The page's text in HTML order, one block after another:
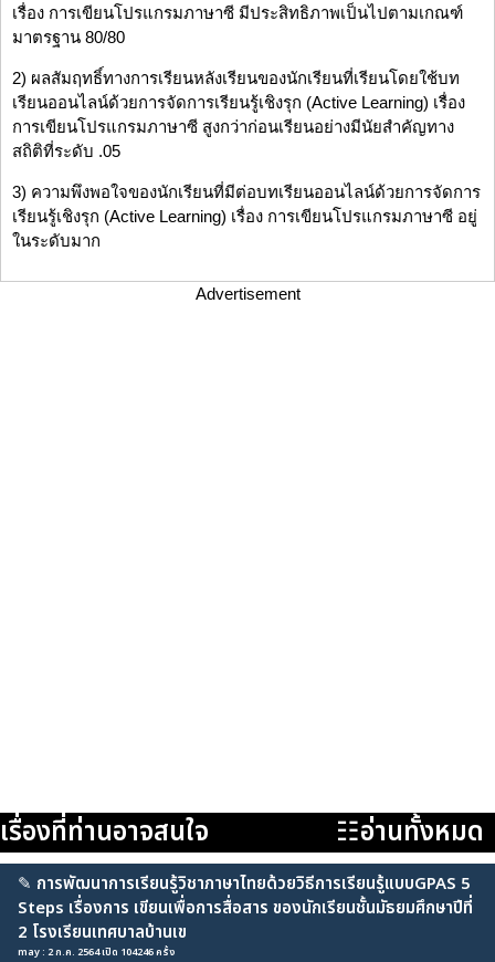
เรื่อง การเขียนโปรแกรมภาษาซี มีประสิทธิภาพเป็นไปตามเกณฑ์
มาตรฐาน 80/80
2) ผลสัมฤทธิ์ทางการเรียนหลังเรียนของนักเรียนที่เรียนโดยใช้บท
เรียนออนไลน์ด้วยการจัดการเรียนรู้เชิงรุก (Active Learning) เรื่อง
การเขียนโปรแกรมภาษาซี สูงกว่าก่อนเรียนอย่างมีนัยสำคัญทาง
สถิติที่ระดับ .05
3) ความพึงพอใจของนักเรียนที่มีต่อบทเรียนออนไลน์ด้วยการจัดการ
เรียนรู้เชิงรุก (Active Learning) เรื่อง การเขียนโปรแกรมภาษาซี อยู่
ในระดับมาก
Advertisement
เรื่องที่ท่านอาจสนใจ ☷อ่านทั้งหมด
✎ การพัฒนาการเรียนรู้วิชาภาษาไทยด้วยวิธีการเรียนรู้แบบGPAS 5
Steps เรื่องการ เขียนเพื่อการสื่อสาร ของนักเรียนชั้นมัธยมศึกษาปีที่
2 โรงเรียนเทศบาลบ้านเข
may : 2 ก.ค. 2564 เปิด 104246 ครั้ง